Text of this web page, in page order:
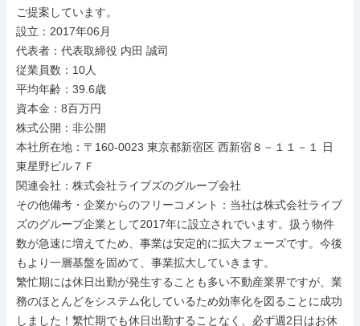
ご提案しています。
設立：2017年06月
代表者：代表取締役 内田 誠司
従業員数：10人
平均年齢：39.6歳
資本金：8百万円
株式公開：非公開
本社所在地：〒160-0023 東京都新宿区 西新宿８－１１－１ 日
東星野ビル７Ｆ
関連会社：株式会社ライブズのグループ会社
その他備考・企業からのフリーコメント：当社は株式会社ライブ
ズのグループ企業として2017年に設立されでいます。扱う物件
数が急速に増えてため、事業は安定的に拡大フェーズです。今後
もより一層基盤を固めて、事業拡大していきます。
繁忙期には休日出勤が発生することも多い不動産業界ですが、業
務のほとんどをシステム化しているため効率化を図ることに成功
しました！繁忙期でも休日出勤することなく、必ず週2日はお休